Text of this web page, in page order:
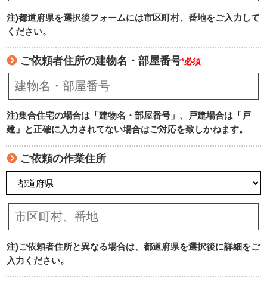
注)都道府県を選択後フォームには市区町村、番地をご入力して
ください。
ご依頼者住所の建物名・部屋番号*必須
注)集合住宅の場合は「建物名・部屋番号」、戸建場合は「戸
建」と正確に入力されてない場合はご対応を致しかねます。
ご依頼の作業住所
注)ご依頼者住所と異なる場合は、都道府県を選択後に詳細をご
入力ください。